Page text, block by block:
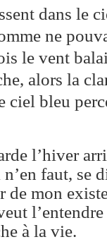
dans le
ne
le vent
alors la
ciel bleu
l’hiver
faut, se
de mon
à la vie.